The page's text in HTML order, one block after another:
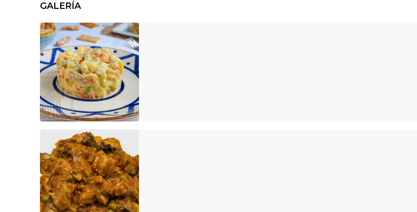
GALERÍA